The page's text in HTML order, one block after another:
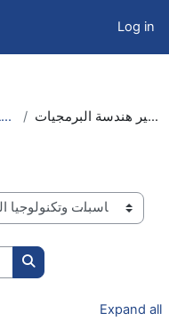
Log in
كلية الحاسبات وتكنولوجيا المعلومات ماجستير هندسة البرمجيات
Search courses
Expand all